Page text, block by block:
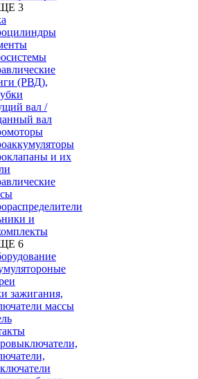
3
(РВД),
вал /
вал
и их
и
6
зажигания,
массы